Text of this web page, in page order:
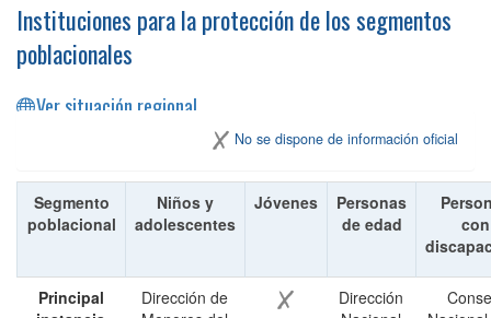
Instituciones para la protección de los segmentos
poblacionales
Ver situación regional
No se dispone de información oficial
Segmento
poblacional
Niños y
adolescentes
Jóvenes
Personas
de edad
con
Principal
Dirección de
Dirección